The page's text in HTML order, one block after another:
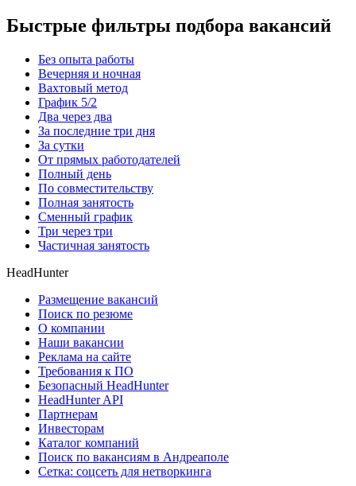
Быстрые фильтры подбора вакансий
Без опыта работы
Вечерняя и ночная
Вахтовый метод
График 5/2
Два через два
За последние три дня
За сутки
От прямых работодателей
Полный день
По совместительству
Полная занятость
Сменный график
Три через три
Частичная занятость
HeadHunter
Размещение вакансий
Поиск по резюме
О компании
Наши вакансии
Реклама на сайте
Требования к ПО
Безопасный HeadHunter
HeadHunter API
Партнерам
Инвесторам
Каталог компаний
Поиск по вакансиям в Андреаполе
Сетка: соцсеть для нетворкинга